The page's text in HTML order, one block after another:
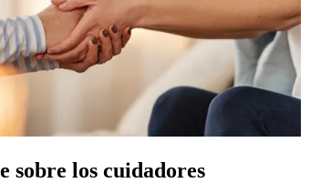
sobre los cuidadores